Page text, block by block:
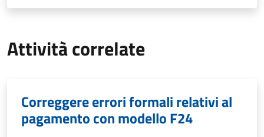
Attività correlate
Correggere errori formali relativi al
pagamento con modello F24